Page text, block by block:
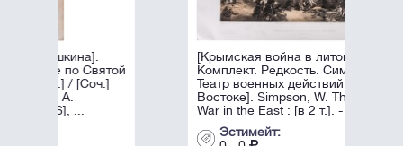
[Крымская война в литографиях.
Комплект. Редкость. Симпсон, У.
Театр военных действий на
Востоке]. Simpson, W. The Seat of
War in the East : [в 2 т.]. - Лондон: ...